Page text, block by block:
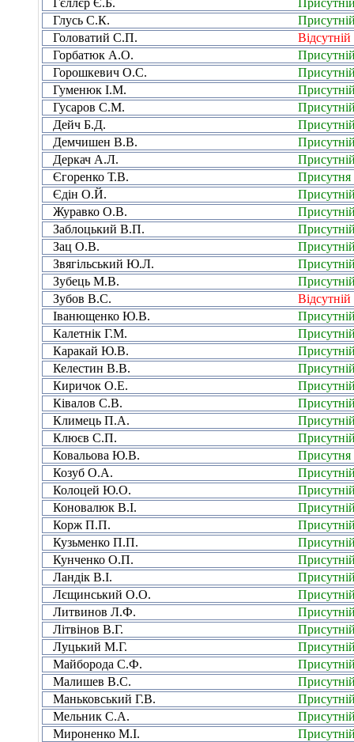
Гєллєр Є.Б.
Глусь С.К.
Головатий С.П.
Відсутній
Горбатюк А.О.
Горошкевич О.С.
Гуменюк І.М.
Гусаров С.М.
Дейч Б.Д.
Демчишен В.В.
Деркач А.Л.
Єгоренко Т.В.
Присутня
Єдін О.Й.
Журавко О.В.
Заблоцький В.П.
Зац О.В.
Звягільський Ю.Л.
Зубець М.В.
Зубов В.С.
Відсутній
Іванющенко Ю.В.
Калетнік Г.М.
Каракай Ю.В.
Келестин В.В.
Киричок О.Е.
Ківалов С.В.
Климець П.А.
Клюєв С.П.
Ковальова Ю.В.
Присутня
Козуб О.А.
Колоцей Ю.О.
Коновалюк В.І.
Корж П.П.
Кузьменко П.П.
Кунченко О.П.
Ландік В.І.
Лєщинський О.О.
Литвинов Л.Ф.
Літвінов В.Г.
Луцький М.Г.
Майборода С.Ф.
Малишев В.С.
Маньковський Г.В.
Мельник С.А.
Мироненко М.І.